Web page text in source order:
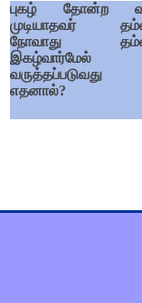
புகழ் தோன்ற
முடியாதவர்
நோவாது
இகழ்வார்மேல்
வருத்தப்படுவது
எதனால்?